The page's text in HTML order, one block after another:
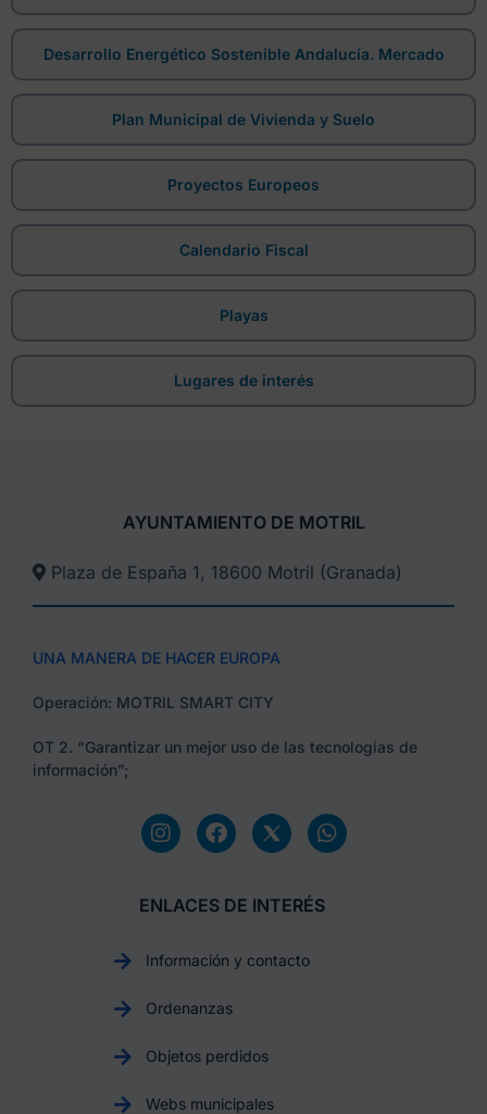
Desarrollo Energético Sostenible Andalucía. Mercado
Plan Municipal de Vivienda y Suelo
Proyectos Europeos
Calendario Fiscal
Playas
Lugares de interés
AYUNTAMIENTO DE MOTRIL
Plaza de España 1, 18600 Motril (Granada)​
UNA MANERA DE HACER EUROPA
Operación: MOTRIL SMART CITY
OT 2. “Garantizar un mejor uso de las tecnologías de
información”;
ENLACES DE INTERÉS
Información y contacto
Ordenanzas
Objetos perdidos
Webs municipales